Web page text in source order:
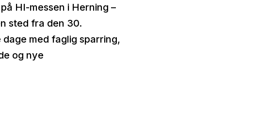
HI-messen i Herning –
sted fra den 30.
med faglig sparring,
og nye